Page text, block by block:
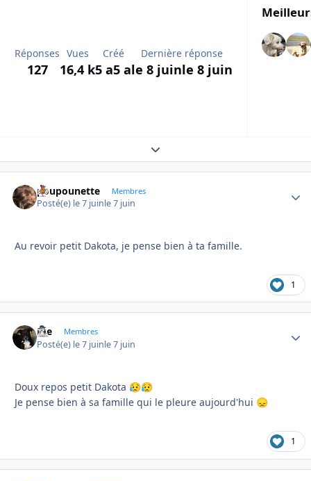
Réponses
127
Vues
16,4 k
Créé
5 a5 a
Dernière réponse
le 8 juinle 8 juin
Expand topic overview
poupounette Membres
Posté(e) le 7 juinle 7 juin
Au revoir petit Dakota, je pense bien à ta famille.
1
Joe Membres
Posté(e) le 7 juinle 7 juin
Doux repos petit Dakota 😥😥
Je pense bien à sa famille qui le pleure aujourd'hui 😞
1